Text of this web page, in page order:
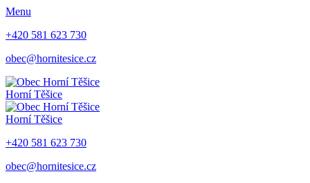
Menu
+420 581 623 730
obec@hornitesice.cz
Horní Těšice
Horní Těšice
+420 581 623 730
obec@hornitesice.cz